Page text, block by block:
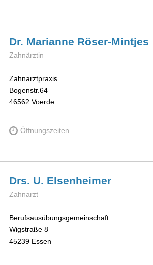
Dr. Marianne Röser-Mintjes
Zahnärztin
Zahnarztpraxis
Bogenstr.64
46562 Voerde
Öffnungszeiten
Drs. U. Elsenheimer
Zahnarzt
Berufsausübungsgemeinschaft
Wigstraße 8
45239 Essen